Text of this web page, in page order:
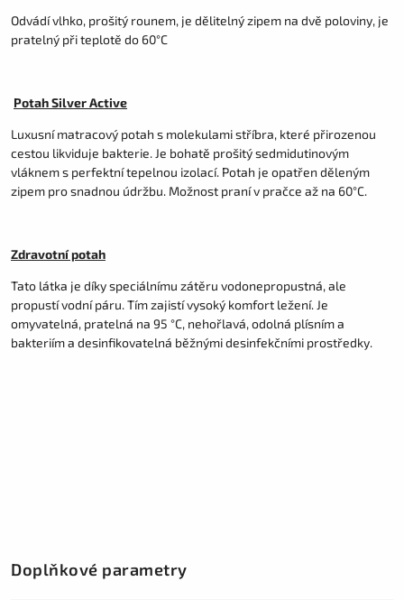
Odvádí vlhko, prošitý rounem, je dělitelný zipem na dvě poloviny, je
pratelný při teplotě do 60°C
Potah Silver Active
Luxusní matracový potah s molekulami stříbra, které přirozenou
cestou likviduje bakterie. Je bohatě prošitý sedmidutinovým
vláknem s perfektní tepelnou izolací. Potah je opatřen děleným
zipem pro snadnou údržbu. Možnost praní v pračce až na 60°C.
Zdravotní potah
Tato látka je díky speciálnímu zátěru vodonepropustná, ale
propustí vodní páru. Tím zajistí vysoký komfort ležení. Je
omyvatelná, pratelná na 95 °C, nehořlavá, odolná plísním a
bakteriím a desinfikovatelná běžnými desinfekčními prostředky.
Doplňkové parametry